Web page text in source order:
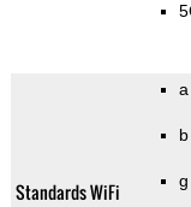
Standards WiFi
a
b
g